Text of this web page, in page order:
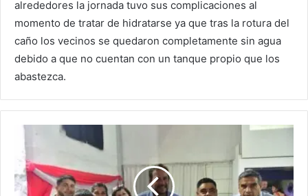
alrededores la jornada tuvo sus complicaciones al
momento de tratar de hidratarse ya que tras la rotura del
caño los vecinos se quedaron completamente sin agua
debido a que no cuentan con un tanque propio que los
abastezca.